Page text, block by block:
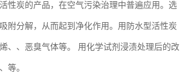
性炭的产品，在空气污染治理中普遍应用。选
附分解，从而起到净化作用。用防水型活性炭
、、恶臭气体等。 用化学试剂浸渍处理后的改
等。